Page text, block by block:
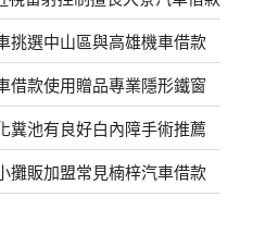
挑選中山區與高雄機車借款
借款使用贈品專業隱形鐵窗
糞池有良好白內障手術推薦
攤販加盟常見楠梓汽車借款